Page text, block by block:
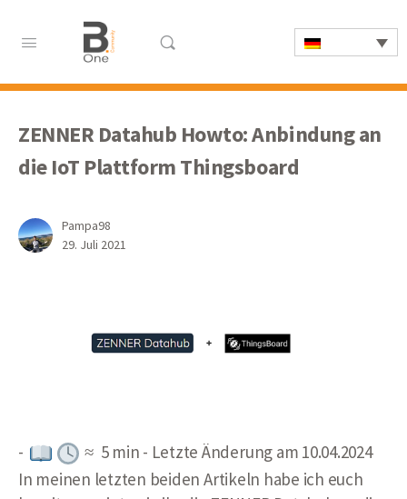
ZENNER Datahub Howto: Anbindung an
die IoT Plattform Thingsboard
Pampa98
29. Juli 2021
-
≈ 5 min - Letzte Änderung am 10.04.2024
In meinen letzten beiden Artikeln habe ich euch